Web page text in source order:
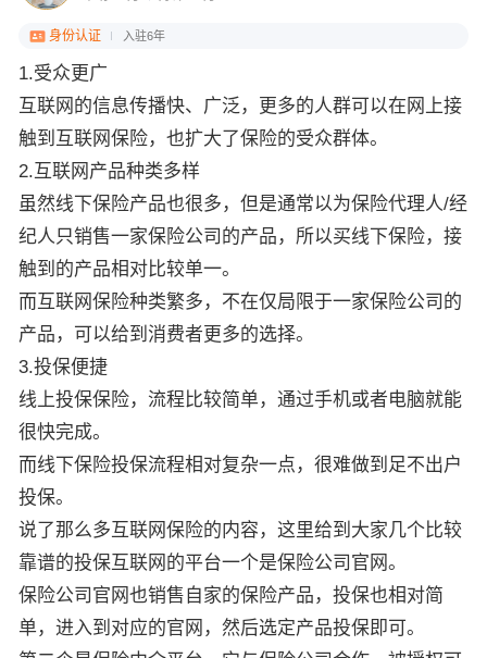
身份认证 入驻6年
1.受众更广
互联网的信息传播快、广泛，更多的人群可以在网上接
触到互联网保险，也扩大了保险的受众群体。
2.互联网产品种类多样
虽然线下保险产品也很多，但是通常以为保险代理人/经
纪人只销售一家保险公司的产品，所以买线下保险，接
触到的产品相对比较单一。
而互联网保险种类繁多，不在仅局限于一家保险公司的
产品，可以给到消费者更多的选择。
3.投保便捷
线上投保保险，流程比较简单，通过手机或者电脑就能
很快完成。
而线下保险投保流程相对复杂一点，很难做到足不出户
投保。
说了那么多互联网保险的内容，这里给到大家几个比较
靠谱的投保互联网的平台一个是保险公司官网。
保险公司官网也销售自家的保险产品，投保也相对简
单，进入到对应的官网，然后选定产品投保即可。